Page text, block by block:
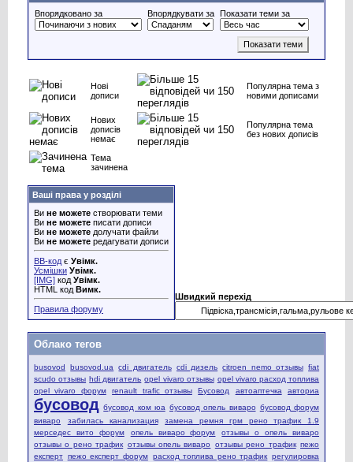
Впорядковано за
Впорядкувати за Показати теми за
Нові
дописи
Популярна тема з
новими дописами
Нових
дописів
немає
Популярна тема
без нових дописів
Тема
зачинена
Ваші права у розділі
Ви не можете створювати теми
Ви не можете писати дописи
Ви не можете долучати файли
Ви не можете редагувати дописи
BB-код є Увімк.
Усмішки Увімк.
[IMG] код Увімк.
HTML код Вимк.
Правила форуму
Швидкий перехід
Облако тегов
busovod busovod.ua cdi двигатель cdi дизель citroen nemo отзывы fiat
scudo отзывы hdi двигатель opel vivaro отзывы opel vivaro расход топлива
opel vivaro форум
renault trafic отзывы Бусовод автоаптечка авториа
бусовод бусовод ком юа бусовод опель виваро бусовод форум
виваро
забилась канализация
замена ремня грм рено трафик 1.9
мерседес вито форум
опель виваро форум
отзывы о опель виваро
отзывы о рено трафик отзывы опель виваро отзывы рено трафик пежо
експерт пежо експерт форум расход топлива рено трафик регулировка